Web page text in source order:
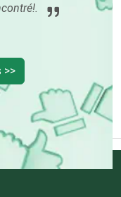
>>